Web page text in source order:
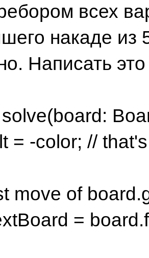
всех
накаде из
Написать
= -color; //
move of
=